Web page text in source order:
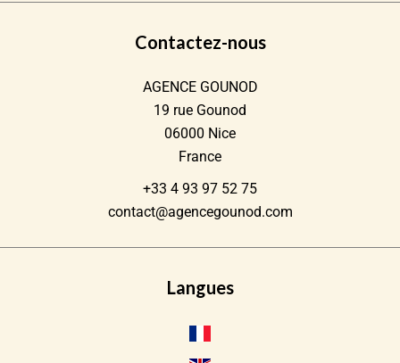
Contactez-nous
AGENCE GOUNOD
19 rue Gounod
06000 Nice
France
+33 4 93 97 52 75
contact@agencegounod.com
Langues